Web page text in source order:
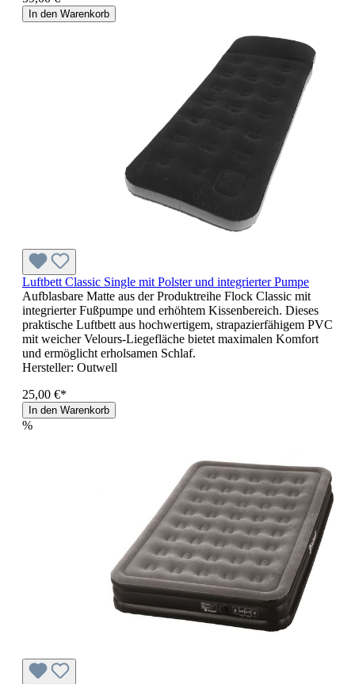
In den Warenkorb
Luftbett Classic Single mit Polster und integrierter Pumpe
Aufblasbare Matte aus der Produktreihe Flock Classic mit
integrierter Fußpumpe und erhöhtem Kissenbereich. Dieses
praktische Luftbett aus hochwertigem, strapazierfähigem PVC
mit weicher Velours-Liegefläche bietet maximalen Komfort
und ermöglicht erholsamen Schlaf.
Hersteller: Outwell
25,00 €*
In den Warenkorb
%